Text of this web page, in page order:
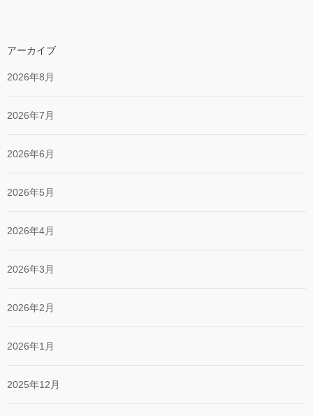
アーカイブ
2026年8月
2026年7月
2026年6月
2026年5月
2026年4月
2026年3月
2026年2月
2026年1月
2025年12月